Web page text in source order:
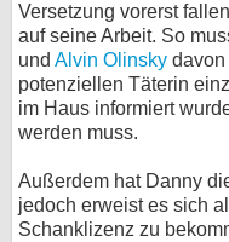
Versetzung vorerst
auf seine Arbeit. So
und Alvin Olinsky
potenziellen Täterin
im Haus informiert
werden muss.
Außerdem hat Danny
jedoch erweist es sich
Schanklizenz zu